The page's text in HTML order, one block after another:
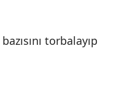
Ordu